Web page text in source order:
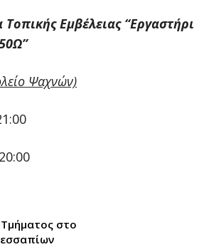
Εμβέλειας “Εργαστήρι
Ψαχνών)
στο